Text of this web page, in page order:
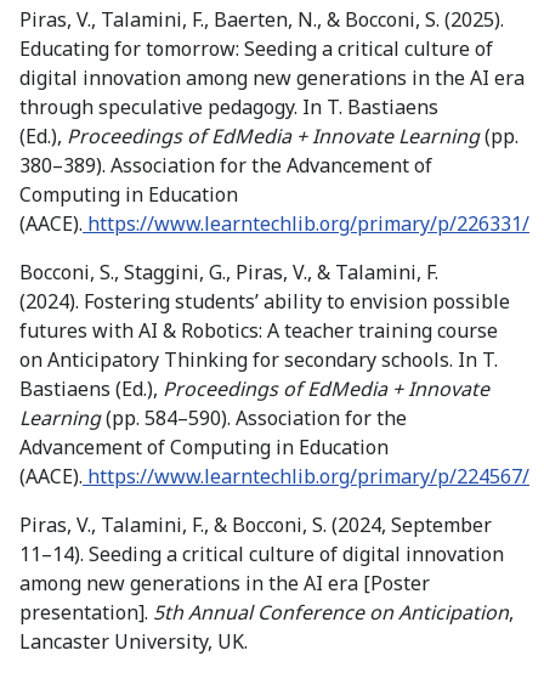
Piras, V., Talamini, F., Baerten, N., & Bocconi, S. (2025).
Educating for tomorrow: Seeding a critical culture of
digital innovation among new generations in the AI era
through speculative pedagogy. In T. Bastiaens
(Ed.), Proceedings of EdMedia + Innovate Learning(pp.
380–389). Association for the Advancement of
Computing in Education
(AACE). https://www.learntechlib.org/primary/p/226331/
Bocconi, S., Staggini, G., Piras, V., & Talamini, F.
(2024). Fostering students’ ability to envision possible
futures with AI & Robotics: A teacher training course
on Anticipatory Thinking for secondary schools. In T.
Bastiaens (Ed.), Proceedings of EdMedia + Innovate
Learning(pp. 584–590). Association for the
Advancement of Computing in Education
(AACE). https://www.learntechlib.org/primary/p/224567/
Piras, V., Talamini, F., & Bocconi, S. (2024, September
11–14). Seeding a critical culture of digital innovation
among new generations in the AI era [Poster
presentation]. 5th Annual Conference on Anticipation,
Lancaster University, UK.